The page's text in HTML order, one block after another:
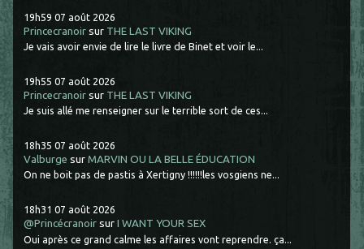
19h59 07 août 2026
Princecranoir sur THE LAST VIKING
Je vais avoir envie de lire le livre de Binet et voir le...
19h55 07 août 2026
Princecranoir sur THE LAST VIKING
Je suis allé me renseigner sur le terrible sort de ces...
18h35 07 août 2026
Valburge surMARVIN OU LA BELLE ÉDUCATION
On ne boit pas de pastis à Xertigny !!!!!!les vosgiens ne...
18h31 07 août 2026
@Princécranoir surI WANT YOUR SEX
Oui après ce grand calme les affaires vont reprendre. ça...